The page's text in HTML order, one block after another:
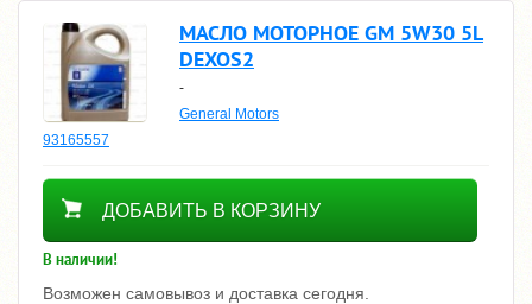
МАСЛО МОТОРНОЕ GM 5W30 5L
DEXOS2
-
General Motors
93165557
4580
ДОБАВИТЬ В КОРЗИНУ
В наличии!
Возможен самовывоз и доставка сегодня.